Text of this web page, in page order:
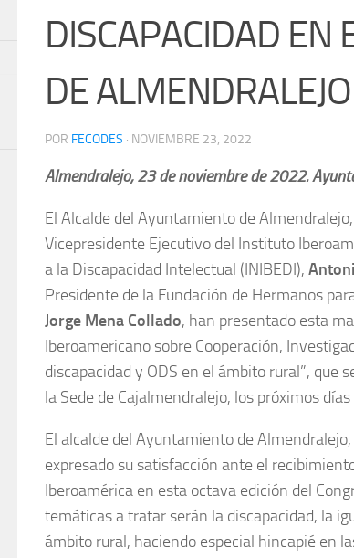
DISCAPACIDAD EN
DE ALMENDRALEJO
POR FECODES · NOVIEMBRE 23, 2022
Almendralejo, 23 de noviembre de 2022.
El Alcalde del Ayuntamiento de Almendralejo,
Vicepresidente Ejecutivo del Instituto
a la Discapacidad Intelectual (INIBEDI),
Presidente de la Fundación de Hermanos
Jorge Mena Collado, han presentado esta
Iberoamericano sobre Cooperación,
discapacidad y ODS en el ámbito rural”, que
la Sede de Cajalmendralejo, los próximos
El alcalde del Ayuntamiento de Almendralejo,
expresado su satisfacción ante el
Iberoamérica en esta octava edición del
temáticas a tratar serán la discapacidad, la
ámbito rural, haciendo especial hincapié en